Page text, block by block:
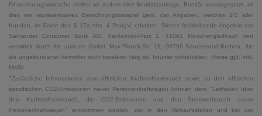
Finanzierungswünsche stellen wir zudem eine Bonitätsanfrage. Bonität vorausgesetzt, ist
dies ein repräsentatives Berechnungsbeispiel gem. der Angaben, welches 2/3 aller
Kunden, im Sinne des § 17a Abs. 4 PangV, erhalten. Dieses freibleibende Angebot der
Santander Consumer Bank AG, Santander-Platz 1, 41061 Mönchengladbach wird
vermittelt durch die auto.de GmbH, Max-Planck-Str. 19, 06796 Sandersdorf-Brehna, die
als ungebundener Vermittler nicht beratend tätig ist. Irrtümer vorbehalten. Preise ggf. inkl.
MwSt.
*Zusätzliche Informationen zum offiziellen Kraftstoffverbrauch sowie zu den offiziellen
spezifischen CO2-Emissionen neuer Personenkraftwagen können dem "Leitfaden über
den Kraftstoffverbrauch, die CO2-Emissionen und den Stromverbrauch neuer
Personenkraftwagen" entnommen werden, der in den Verkaufsstellen und bei der